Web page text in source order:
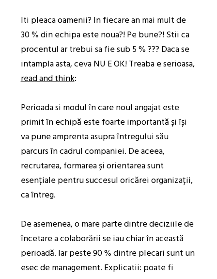
Iti pleaca oamenii? In fiecare an mai mult de
30 % din echipa este noua?! Pe bune?! Stii ca
procentul ar trebui sa fie sub 5 % ??? Daca se
intampla asta, ceva NU E OK! Treaba e serioasa,
read and think:
Perioada si modul în care noul angajat este
primit în echipă este foarte importantă și își
va pune amprenta asupra întregului său
parcurs în cadrul companiei. De aceea,
recrutarea, formarea și orientarea sunt
esențiale pentru succesul oricărei organizații,
ca întreg.
De asemenea, o mare parte dintre deciziile de
încetare a colaborării se iau chiar în această
perioadă. Iar peste 90 % dintre plecari sunt un
esec de management. Explicatii: poate fi